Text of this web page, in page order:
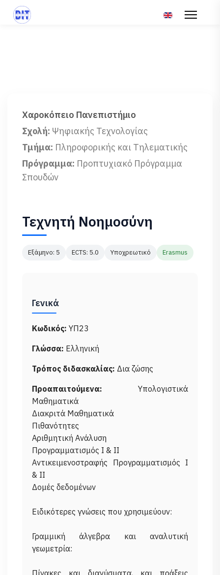
Επιλέξτε τη
Χαροκόπειο Πανεπιστήμιο
Σχολή: Ψηφιακής Τεχνολογίας
Τμήμα: Πληροφορικής και Τηλεματικής
Πρόγραμμα: Προπτυχιακό Πρόγραμμα
Σπουδών
Τεχνητή Νοημοσύνη
Εξάμηνο: 5 ECTS: 5.0 Υποχρεωτικό Erasmus
Γενικά
Κωδικός: ΥΠ23
Γλώσσα: Ελληνική
Τρόπος διδασκαλίας: Δια ζώσης
Προαπαιτούμενα: Υπολογιστικά
Μαθηματικά
Διακριτά Μαθηματικά
Πιθανότητες
Αριθμητική Ανάλυση
Προγραμματισμός Ι & ΙΙ
Αντικειμενοστραφής Προγραμματισμός Ι
& ΙΙ
Δομές δεδομένων
Ειδικότερες γνώσεις που χρησιμεύουν:
Γραμμική άλγεβρα και αναλυτική
γεωμετρία:
Πίνακες και διανύσματα, και πράξεις